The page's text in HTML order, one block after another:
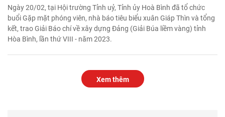
Ngày 20/02, tại Hội trường Tỉnh uỷ, Tỉnh ủy Hoà Bình đã tổ chức
buổi Gặp mặt phóng viên, nhà báo tiêu biểu xuân Giáp Thìn và tổng
kết, trao Giải Báo chí về xây dựng Đảng (Giải Búa liềm vàng) tỉnh
Hòa Bình, lần thứ VIII - năm 2023.
Xem thêm